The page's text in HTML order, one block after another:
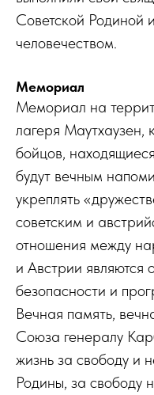
Советской Родиной
человечеством.
Мемориал
Мемориал на
лагеря Маутхаузен,
бойцов,
будут вечным
укреплять
советским и
отношения между
и Австрии являются
безопасности и
Вечная память,
Союза генералу
жизнь за свободу и
Родины, за свободу